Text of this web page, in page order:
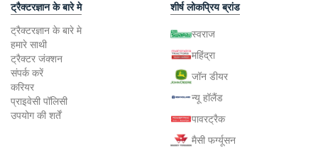
ट्रैक्टरज्ञान के बारे मे
ट्रैक्टरज्ञान के बारे मे
हमारे साथी
ट्रैक्टर जंक्शन
संपर्क करें
करियर
प्राइवेसी पॉलिसी
उपयोग की शर्तें
शीर्ष लोकप्रिय ब्रांड
स्वराज
महिंद्रा
जॉन डीयर
न्यू हॉलैंड
पावरट्रैक
मैसी फर्ग्यूसन